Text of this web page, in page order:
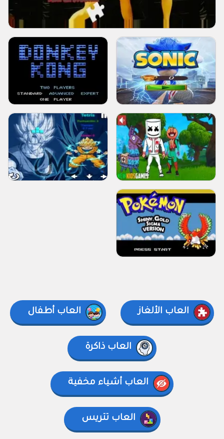
العاب الألغاز العاب أطفال
العاب ذاكرة
العاب أشياء مخفية
العاب تتريس